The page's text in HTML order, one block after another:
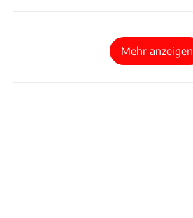
Mehr anzeigen